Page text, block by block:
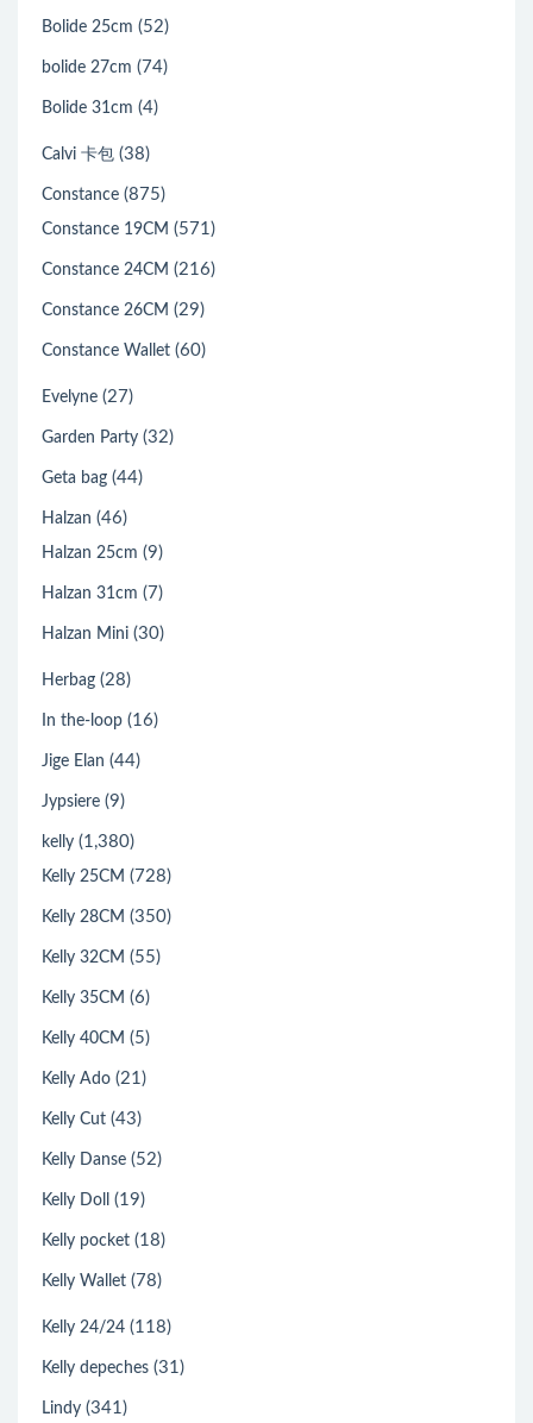
Bolide 25cm (52)
bolide 27cm (74)
Bolide 31cm (4)
Calvi 卡包 (38)
Constance (875)
Constance 19CM (571)
Constance 24CM (216)
Constance 26CM (29)
Constance Wallet (60)
Evelyne (27)
Garden Party (32)
Geta bag (44)
Halzan (46)
Halzan 25cm (9)
Halzan 31cm (7)
Halzan Mini (30)
Herbag (28)
In the-loop (16)
Jige Elan (44)
Jypsiere (9)
kelly (1,380)
Kelly 25CM (728)
Kelly 28CM (350)
Kelly 32CM (55)
Kelly 35CM (6)
Kelly 40CM (5)
Kelly Ado (21)
Kelly Cut (43)
Kelly Danse (52)
Kelly Doll (19)
Kelly pocket (18)
Kelly Wallet (78)
Kelly 24/24 (118)
Kelly depeches (31)
Lindy (341)